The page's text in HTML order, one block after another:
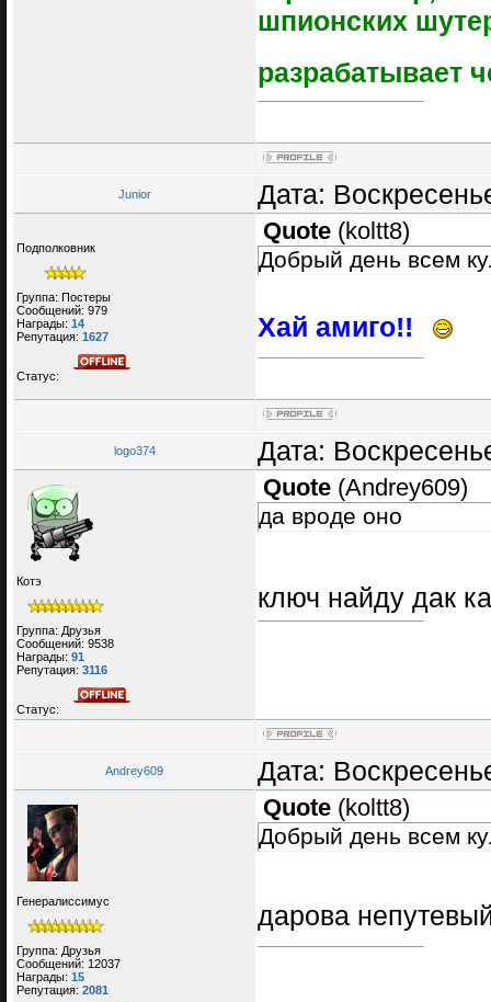
шпионских
разрабатывает
Junior Дата:
Подполковник
Группа: Постеры
Сообщений: 979
Награды: 14
Репутация: 1627
Статус:
Quote (koltt8)
Добрый день всем
Хай амиго!!
logo374 Дата:
Котэ
Группа: Друзья
Сообщений: 9538
Награды: 91
Репутация: 3116
Статус:
Quote (Andrey609)
да вроде оно
ключ найду дак
Andrey609 Дата:
Генералиссимус
Группа: Друзья
Сообщений: 12037
Награды: 15
Репутация: 2081
Quote (koltt8)
Добрый день всем
дарова